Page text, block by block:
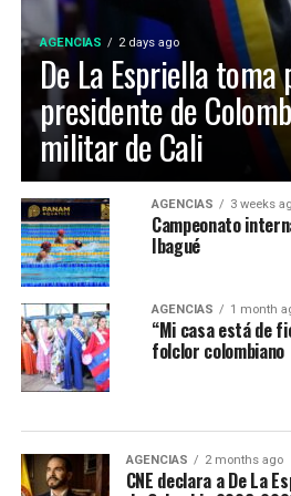
Maria Paula Gonzalez Lozano,
52 Festival Folclórico
Embajadora Municipal del
comuna 12 de la ciudad y obtuvo
carisma, dominio escenico e
tradicional.
La Virreina Nacional del Folclor
Casanare fue elejida en la noche
clausura del 52 Festival Del
AGENCIAS 2 days ago
De La Espriella toma
presidente de
militar de Cali
AGENCIAS 3 weeks
Campeonato
Ibagué
AGENCIAS 1 month
“Mi casa está de
folclor colombiano
AGENCIAS 2 months ago
CNE declara a De La